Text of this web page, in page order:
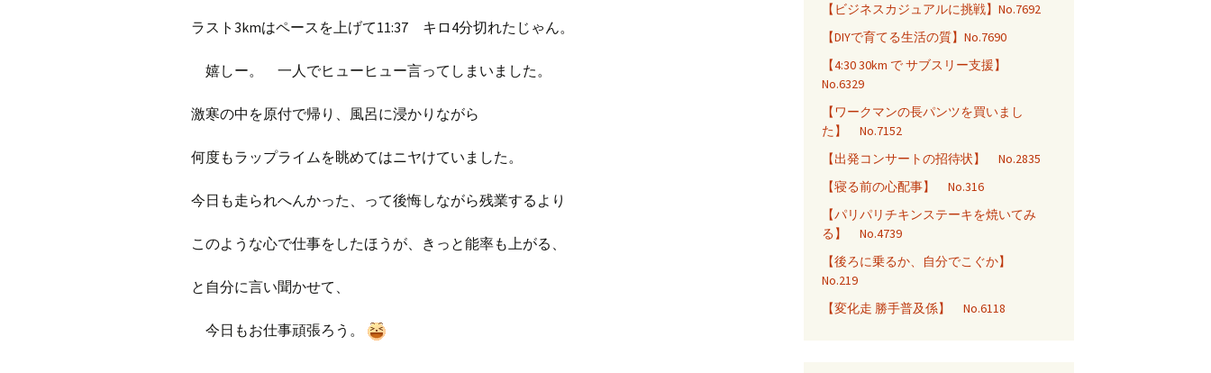
ラスト3kmはペースを上げて11:37 キロ4分切れたじゃん。
嬉しー。 一人でヒューヒュー言ってしまいました。
激寒の中を原付で帰り、風呂に浸かりながら
何度もラップライムを眺めてはニヤけていました。
今日も走られへんかった、って後悔しながら残業するより
このような心で仕事をしたほうが、きっと能率も上がる、
と自分に言い聞かせて、
今日もお仕事頑張ろう。
【ビジネスカジュアルに挑戦】No.7692
【DIYで育てる生活の質】No.7690
【4:30 30km で サブスリー支援】
No.6329
【ワークマンの長パンツを買いまし
た】 No.7152
【出発コンサートの招待状】 No.2835
【寝る前の心配事】 No.316
【パリパリチキンステーキを焼いてみ
る】 No.4739
【後ろに乗るか、自分でこぐか】
No.219
【変化走 勝手普及係】 No.6118